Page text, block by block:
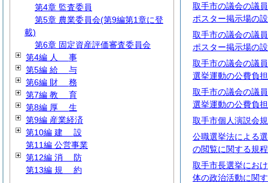
取手市の議会の議
ポスター掲示場の
取手市の議会の議
ポスター掲示場の
取手市の議会の議
選挙運動の公費負
取手市の議会の議
選挙運動の公費負
取手市個人演説会
公職選挙法による
の閲覧に関する規程
取手市長選挙にお
体の政治活動に関
第4章 監査委員
第5章 農業委員会(第9編第1章に登
載)
第6章 固定資産評価審査委員会
第4編 人 事
第5編 給 与
第6編 財 務
第7編 教 育
第8編 厚 生
第9編 産業経済
第10編 建 設
第11編 公営事業
第12編 消 防
第13編 規 約